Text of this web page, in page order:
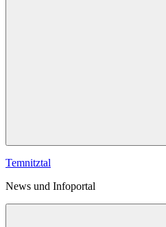
Temnitztal
News und Infoportal